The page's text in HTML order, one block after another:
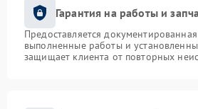
Гарантия на работы и
Предоставляется
выполненные работы и
защищает клиента от повторных